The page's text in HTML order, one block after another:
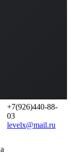
+7(926)440-88-
03
levelx@mail.ru